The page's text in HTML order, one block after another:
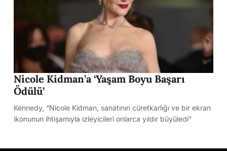
Nicole Kidman’a ‘Yaşam Boyu Başarı
Ödülü’
Kennedy, “Nicole Kidman, sanatının cüretkarlığı ve bir ekran
ikonunun ihtişamıyla izleyicileri onlarca yıldır büyüledi”